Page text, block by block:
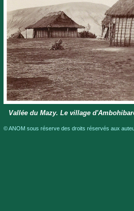
Vallée du Mazy. Le village
© ANOM sous réserve des droits réservés aux